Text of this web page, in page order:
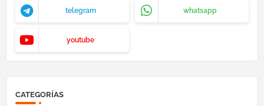
telegram whatsapp
youtube
CATEGORÍAS